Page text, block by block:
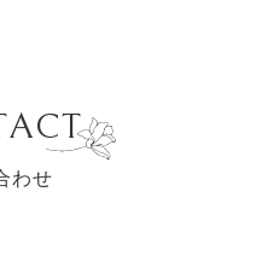
わせ